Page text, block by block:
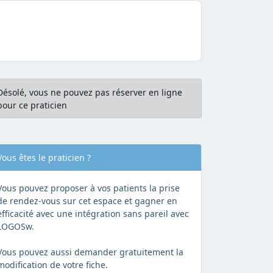
vous ne pouvez pas réserver en ligne
ce praticien
êtes le praticien ?
pouvez proposer à vos patients la prise
rendez-vous sur cet espace et gagner en
avec une intégration sans pareil avec
pouvez aussi demander gratuitement la
de votre fiche.